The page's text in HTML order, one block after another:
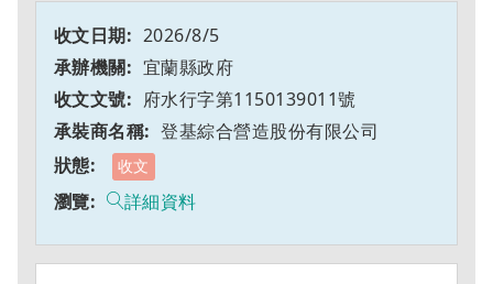
2026/8/5
宜蘭縣政府
府水行字第1150139011號
登基綜合營造股份有限公司
收文
詳細資料